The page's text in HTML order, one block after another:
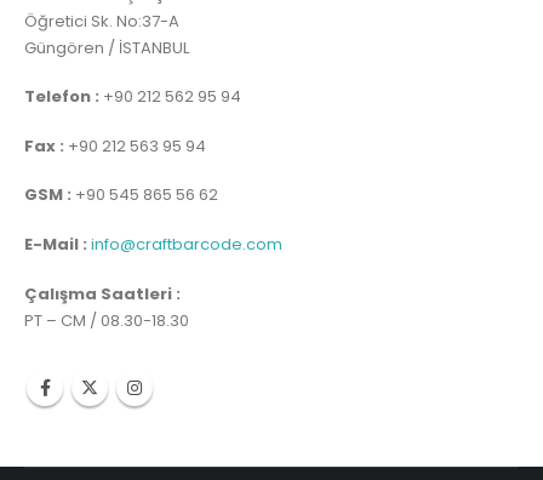
Öğretici Sk. No:37-A
Güngören / İSTANBUL
Telefon : +90 212 562 95 94
Fax : +90 212 563 95 94
GSM : +90 545 865 56 62
E-Mail : info@craftbarcode.com
Çalışma Saatleri :
PT – CM / 08.30-18.30